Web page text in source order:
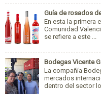
Guía de rosados
En esta la primera
Comunidad
se refiere a este ...
Bodegas Vicente
La compañía
mercados
dentro del sector